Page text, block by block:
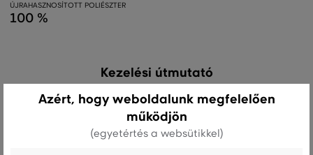
ÚJRAHASZNOSÍTOTT POLIÉSZTER
100 %
Kezelési útmutató
SZÁRÍTÁS
Azért, hogy weboldalunk megfelelően
működjön
(egyetértés a websütikkel)